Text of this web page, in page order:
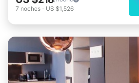
7 noches - US $1,526